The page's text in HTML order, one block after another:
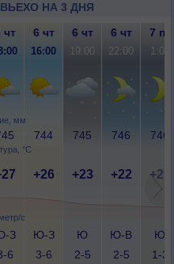
НА 3 ДНЯ
мм
°C
с
чт 6 чт 6 чт 6 чт 7 пт
16:00 19:00 22:00 1:00
744 745 746 746
+26 +23 +22 +21
З
6
Ю-З
3-6
Ю
2-5
Ю-В
2-5
Ю
1-3